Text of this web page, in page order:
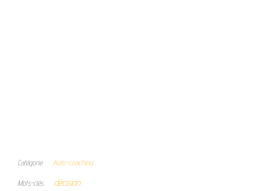
Catégorie Auto-coaching
Mots-clés décision